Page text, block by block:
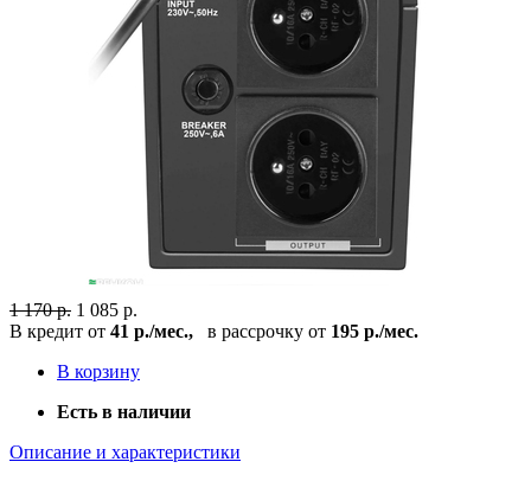
1 170 р. 1 085 р.
В кредит от 41 р./мес., в рассрочку от 195 р./мес.
В корзину
Есть в наличии
Описание и характеристики